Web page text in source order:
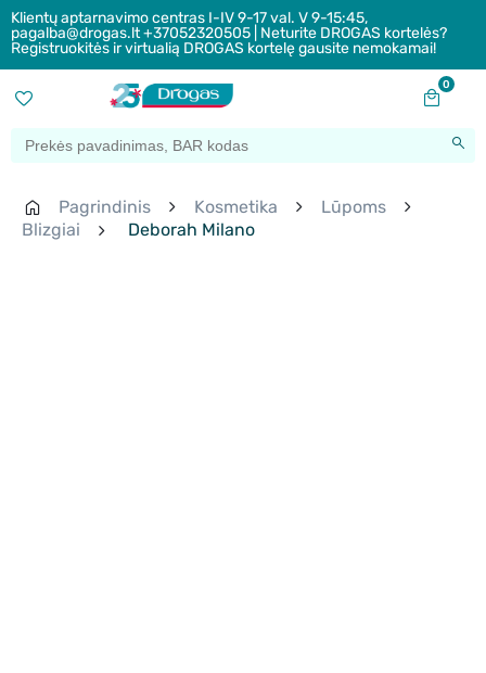
Klientų aptarnavimo centras I-IV 9-17 val. V 9-15:45,
pagalba@drogas.lt +37052320505 | Neturite DROGAS kortelės?
Registruokitės ir virtualią DROGAS kortelę gausite nemokamai!
0
Pagrindinis Kosmetika
Lūpoms
Blizgiai
Deborah Milano